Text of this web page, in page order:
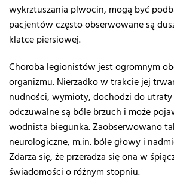
wykrztuszania plwocin, mogą być
pacjentów często obserwowane są
klatce piersiowej.
Choroba legionistów jest ogromnym
organizmu. Nierzadko w trakcie jej
nudności, wymioty, dochodzi do
odczuwalne są bóle brzuch i może
wodnista biegunka. Zaobserwowano
neurologiczne, m.in. bóle głowy i
Zdarza się, że przeradza się ona w
świadomości o różnym stopniu.